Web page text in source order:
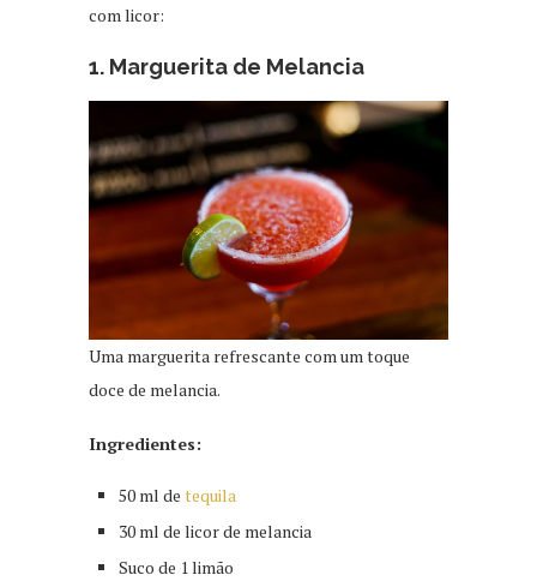
com licor:
1. Marguerita de Melancia
Uma marguerita refrescante com um toque
doce de melancia.
Ingredientes:
50 ml de tequila
30 ml de licor de melancia
Suco de 1 limão